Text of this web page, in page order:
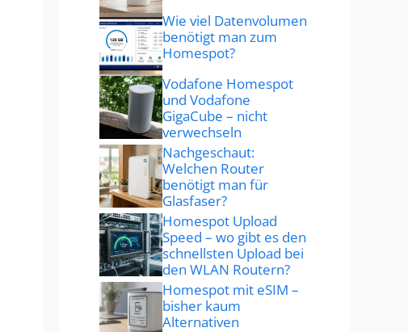
Wie viel Datenvolumen
benötigt man zum
Homespot?
Vodafone Homespot
und Vodafone
GigaCube – nicht
verwechseln
Nachgeschaut:
Welchen Router
benötigt man für
Glasfaser?
Homespot Upload
Speed – wo gibt es den
schnellsten Upload bei
den WLAN Routern?
Homespot mit eSIM –
bisher kaum
Alternativen